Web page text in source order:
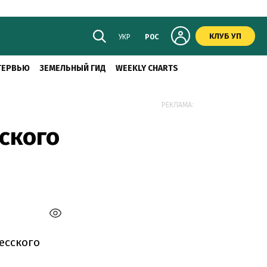
УКР РОС КЛУБ УП
ЗЕМЕЛЬНЫЙ ГИД WEEKLY CHARTS
РЕКЛАМА: